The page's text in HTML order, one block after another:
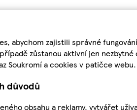
abychom zajistili správné
zůstanou aktivní jen
Soukromí a cookies v patičce webu.
důvodů
obsahu a reklamy, vytvářet